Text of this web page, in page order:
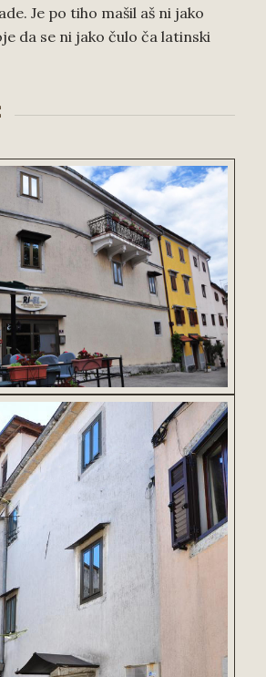
Je po tiho mašil aš ni jako
da se ni jako čulo ča latinski